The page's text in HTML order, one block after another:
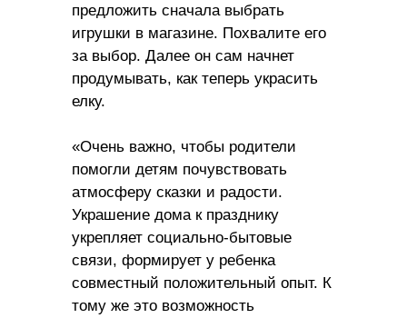
предложить сначала выбрать
игрушки в магазине. Похвалите его
за выбор. Далее он сам начнет
продумывать, как теперь украсить
елку.
«Очень важно, чтобы родители
помогли детям почувствовать
атмосферу сказки и радости.
Украшение дома к празднику
укрепляет социально-бытовые
связи, формирует у ребенка
совместный положительный опыт. К
тому же это возможность